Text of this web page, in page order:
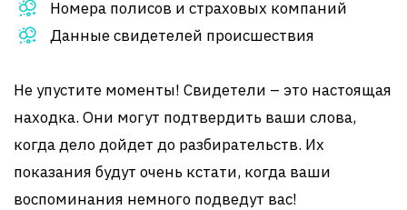
Номера полисов и страховых компаний
Данные свидетелей происшествия
Не упустите моменты! Свидетели – это настоящая
находка. Они могут подтвердить ваши слова,
когда дело дойдет до разбирательств. Их
показания будут очень кстати, когда ваши
воспоминания немного подведут вас!